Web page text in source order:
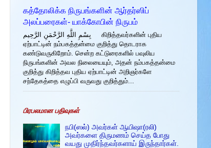
கத்தோலிக்க நிருபங்களின் ஆர்தர்ஸிப்
அலப்பரைகள்- யாக்கோபின் நிருபம்
بِسْمِ اللَّهِ الرَّحْمَنِ الرَّحِيم கிறித்தவர்களின் புதிய
ஏற்பாட்டின் நம்பகத்தன்மை குறித்து தொடராக
கண்டுவருகிறோம். சென்ற கட்டுரைகளில் பவுலிய
நிருபங்களின் அவல நிலையையும், அதன் நம்பகத்தன்மை
குறித்து கிறித்தவ புதிய ஏற்பாட்டின் அறிஞர்களே
சந்தேகத்தை எழுப்பி வருவது குறித்தும்...
பிரபலமான பதிவுகள்
நபி(ஸல்) அவர்கள் ஆயிஷா(ரலி)
அவர்களை திருமணம் செய்த போது
வயது முதிர்ந்தவர்களாய் இருந்தார்கள்.